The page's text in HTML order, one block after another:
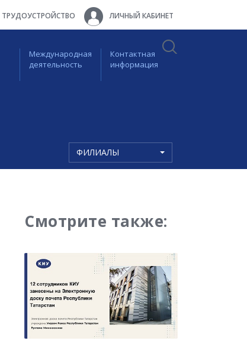
ТРУДОУСТРОЙСТВО ЛИЧНЫЙ КАБИНЕТ
Международная
деятельность
Контактная
информация
ФИЛИАЛЫ
Смотрите также: